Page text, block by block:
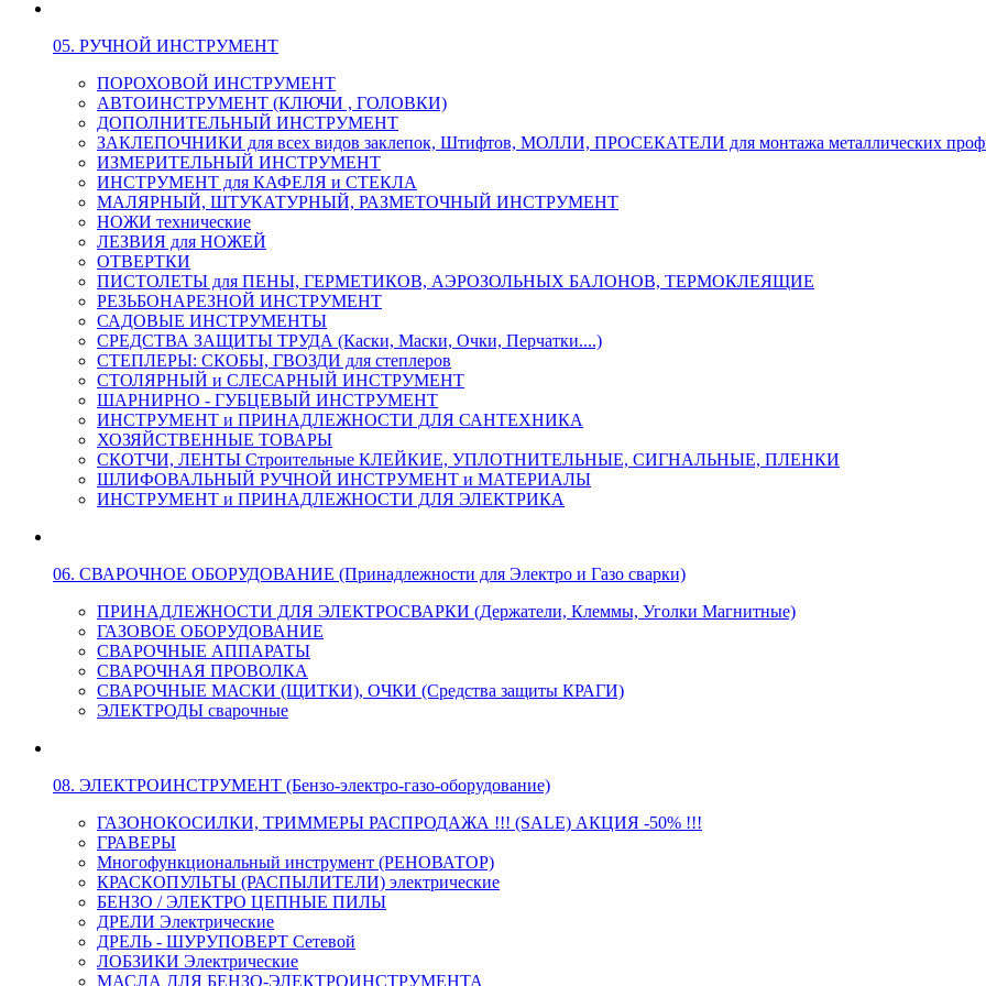
05. РУЧНОЙ ИНСТРУМЕНТ
ПОРОХОВОЙ ИНСТРУМЕНТ
АВТОИНСТРУМЕНТ (КЛЮЧИ , ГОЛОВКИ)
ДОПОЛНИТЕЛЬНЫЙ ИНСТРУМЕНТ
ЗАКЛЕПОЧНИКИ для всех видов заклепок, Штифтов, МОЛЛИ, ПРОСЕКАТЕЛИ для монтажа металлических
ИЗМЕРИТЕЛЬНЫЙ ИНСТРУМЕНТ
ИНСТРУМЕНТ для КАФЕЛЯ и СТЕКЛА
МАЛЯРНЫЙ, ШТУКАТУРНЫЙ, РАЗМЕТОЧНЫЙ ИНСТРУМЕНТ
НОЖИ технические
ЛЕЗВИЯ для НОЖЕЙ
ОТВЕРТКИ
ПИСТОЛЕТЫ для ПЕНЫ, ГЕРМЕТИКОВ, АЭРОЗОЛЬНЫХ БАЛОНОВ, ТЕРМОКЛЕЯЩИЕ
РЕЗЬБОНАРЕЗНОЙ ИНСТРУМЕНТ
САДОВЫЕ ИНСТРУМЕНТЫ
СРЕДСТВА ЗАЩИТЫ ТРУДА (Каски, Маски, Очки, Перчатки....)
СТЕПЛЕРЫ: СКОБЫ, ГВОЗДИ для степлеров
СТОЛЯРНЫЙ и СЛЕСАРНЫЙ ИНСТРУМЕНТ
ШАРНИРНО - ГУБЦЕВЫЙ ИНСТРУМЕНТ
ИНСТРУМЕНТ и ПРИНАДЛЕЖНОСТИ ДЛЯ САНТЕХНИКА
ХОЗЯЙСТВЕННЫЕ ТОВАРЫ
СКОТЧИ, ЛЕНТЫ Строительные КЛЕЙКИЕ, УПЛОТНИТЕЛЬНЫЕ, СИГНАЛЬНЫЕ, ПЛЕНКИ
ШЛИФОВАЛЬНЫЙ РУЧНОЙ ИНСТРУМЕНТ и МАТЕРИАЛЫ
ИНСТРУМЕНТ и ПРИНАДЛЕЖНОСТИ ДЛЯ ЭЛЕКТРИКА
06. СВАРОЧНОЕ ОБОРУДОВАНИЕ (Принадлежности для Электро и Газо сварки)
ПРИНАДЛЕЖНОСТИ ДЛЯ ЭЛЕКТРОСВАРКИ (Держатели, Клеммы, Уголки Магнитные)
ГАЗОВОЕ ОБОРУДОВАНИЕ
СВАРОЧНЫЕ АППАРАТЫ
СВАРОЧНАЯ ПРОВОЛКА
СВАРОЧНЫЕ МАСКИ (ЩИТКИ), ОЧКИ (Средства защиты КРАГИ)
ЭЛЕКТРОДЫ сварочные
08. ЭЛЕКТРОИНСТРУМЕНТ (Бензо-электро-газо-оборудование)
ГАЗОНОКОСИЛКИ, ТРИММЕРЫ РАСПРОДАЖА !!! (SALE) АКЦИЯ -50% !!!
ГРАВЕРЫ
Многофункциональный инструмент (РЕНОВАТОР)
КРАСКОПУЛЬТЫ (РАСПЫЛИТЕЛИ) электрические
БЕНЗО / ЭЛЕКТРО ЦЕПНЫЕ ПИЛЫ
ДРЕЛИ Электрические
ДРЕЛЬ - ШУРУПОВЕРТ Сетевой
ЛОБЗИКИ Электрические
МАСЛА ДЛЯ БЕНЗО-ЭЛЕКТРОИНСТРУМЕНТА